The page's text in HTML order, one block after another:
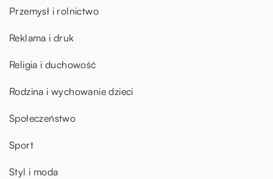
Przemysł i rolnictwo
Reklama i druk
Religia i duchowość
Rodzina i wychowanie dzieci
Społeczeństwo
Sport
Styl i moda